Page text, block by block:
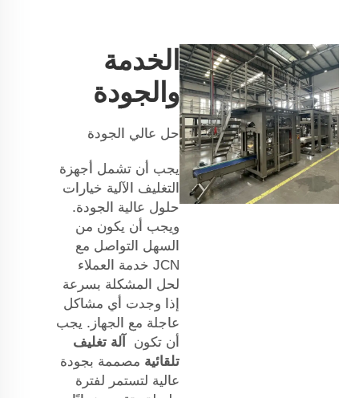
الخدمة
والجودة
حل عالي الجودة
يجب أن تشمل أجهزة
التغليف الآلية خيارات
حلول عالية الجودة.
ويجب أن يكون من
السهل التواصل مع
JCN خدمة العملاء
لحل المشكلة بسرعة
إذا وجدت أي مشاكل
عاجلة مع الجهاز. يجب
أن تكون
آلة تغليف
تلقائية مصممة بجودة
عالية لتستمر لفترة